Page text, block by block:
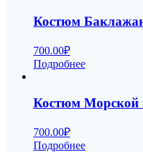
Костюм
700.00₽
Подробнее
Костюм Морской
700.00₽
Подробнее